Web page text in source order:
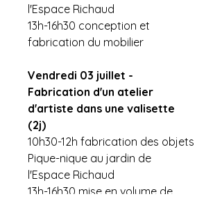
l'Espace Richaud
13h-16h30 conception et
fabrication du mobilier
Vendredi 03 juillet -
Fabrication d'un atelier
d'artiste dans une valisette
(2j)
10h30-12h fabrication des objets
Pique-nique au jardin de
l'Espace Richaud
13h-16h30 mise en volume de